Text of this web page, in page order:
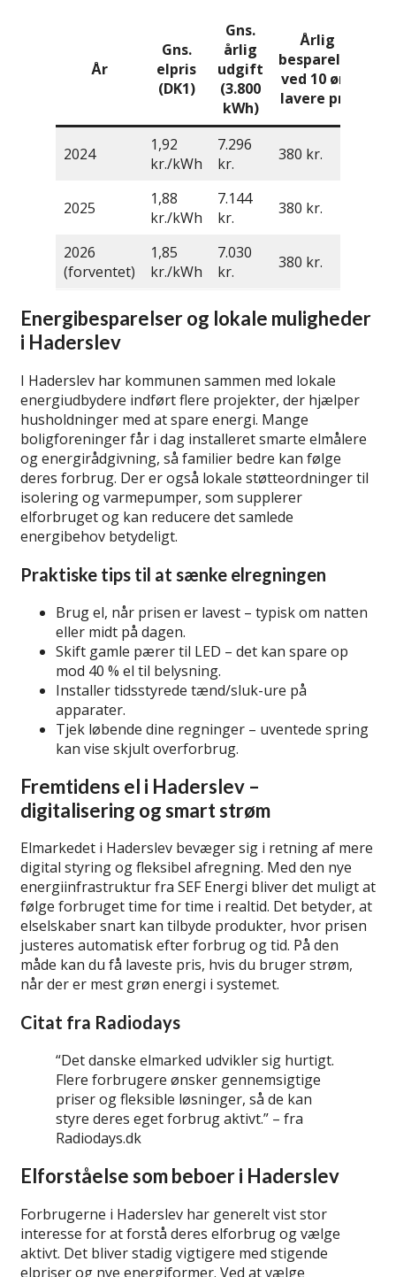
År
Gns.
elpris
(DK1)
Gns.
årlig
udgift
(3.800
kWh)
Årlig
besparelse
ved 10 øre
lavere pris
2024
1,92
kr./kWh
7.296
kr.
380 kr.
2025
1,88
kr./kWh
7.144
kr.
380 kr.
2026
(forventet)
1,85
kr./kWh
7.030
kr.
380 kr.
Energibesparelser og lokale muligheder
i Haderslev
I Haderslev har kommunen sammen med lokale
energiudbydere indført flere projekter, der hjælper
husholdninger med at spare energi. Mange
boligforeninger får i dag installeret smarte elmålere
og energirådgivning, så familier bedre kan følge
deres forbrug. Der er også lokale støtteordninger til
isolering og varmepumper, som supplerer
elforbruget og kan reducere det samlede
energibehov betydeligt.
Praktiske tips til at sænke elregningen
Brug el, når prisen er lavest – typisk om natten
eller midt på dagen.
Skift gamle pærer til LED – det kan spare op
mod 40 % el til belysning.
Installer tidsstyrede tænd/sluk-ure på
apparater.
Tjek løbende dine regninger – uventede spring
kan vise skjult overforbrug.
Fremtidens el i Haderslev –
digitalisering og smart strøm
Elmarkedet i Haderslev bevæger sig i retning af mere
digital styring og fleksibel afregning. Med den nye
energiinfrastruktur fra SEF Energi bliver det muligt at
følge forbruget time for time i realtid. Det betyder, at
elselskaber snart kan tilbyde produkter, hvor prisen
justeres automatisk efter forbrug og tid. På den
måde kan du få laveste pris, hvis du bruger strøm,
når der er mest grøn energi i systemet.
Citat fra Radiodays
“Det danske elmarked udvikler sig hurtigt.
Flere forbrugere ønsker gennemsigtige
priser og fleksible løsninger, så de kan
styre deres eget forbrug aktivt.” – fra
Radiodays.dk
Elforståelse som beboer i Haderslev
Forbrugerne i Haderslev har generelt vist stor
interesse for at forstå deres elforbrug og vælge
aktivt. Det bliver stadig vigtigere med stigende
elpriser og nye energiformer. Ved at vælge